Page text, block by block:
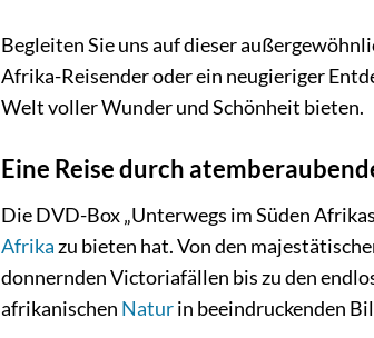
Begleiten Sie uns auf dieser
Afrika-Reisender oder ein neugieriger
Welt voller Wunder und Schönheit bieten.
Eine Reise durch
Die DVD-Box „Unterwegs im Süden
Afrikazu bieten hat. Von den
donnernden Victoriafällen bis zu den
afrikanischen Naturin beeindruckenden